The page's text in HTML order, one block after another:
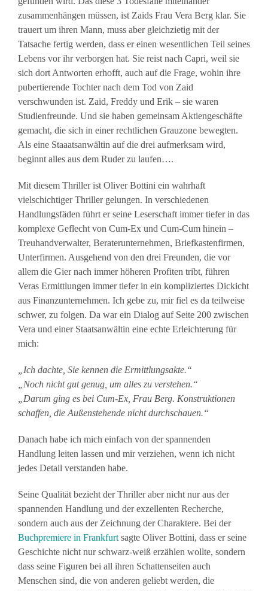
zusammenhängen müssen, ist Zaids Frau Vera Berg klar. Sie
trauert um ihren Mann, muss aber gleichzietig mit der
Tatsache fertig werden, dass er einen wesentlichen Teil seines
Lebens vor ihr verborgen hat. Sie reist nach Capri, weil sie
sich dort Antworten erhofft, auch auf die Frage, wohin ihre
pubertierende Tochter nach dem Tod von Zaid
verschwunden ist. Zaid, Freddy und Erik – sie waren
Studienfreunde. Und sie haben gemeinsam Aktiengeschäfte
gemacht, die sich in einer rechtlichen Grauzone bewegten.
Als eine Staaatsanwältin auf die drei aufmerksam wird,
beginnt alles aus dem Ruder zu laufen….
Mit diesem Thriller ist Oliver Bottini ein wahrhaft
vielschichtiger Thriller gelungen. In verschiedenen
Handlungsfäden führt er seine Leserschaft immer tiefer in das
komplexe Geflecht von Cum-Ex und Cum-Cum hinein –
Treuhandverwalter, Beraterunternehmen, Briefkastenfirmen,
Unterfirmen. Ausgehend von den drei Freunden, die vor
allem die Gier nach immer höheren Profiten tribt, führen
Veras Ermittlungen immer tiefer in ein kompliziertes Dickicht
aus Finanzunternehmen. Ich gebe zu, mir fiel es da teilweise
schwer, zu folgen. Da war ein Dialog auf Seite 200 zwischen
Vera und einer Staatsanwältin eine echte Erleichterung für
mich:
„Ich dachte, Sie kennen die Ermittlungsakte.“
„Noch nicht gut genug, um alles zu verstehen.“
„Darum ging es bei Cum-Ex, Frau Berg. Konstruktionen
schaffen, die Außenstehende nicht durchschauen.“
Danach habe ich mich einfach von der spannenden
Handlung leiten lassen und mir verziehen, wenn ich nicht
jedes Detail verstanden habe.
Seine Qualität bezieht der Thriller aber nicht nur aus der
spannenden Handlung und der exzellenten Recherche,
sondern auch aus der Zeichnung der Charaktere. Bei der
Buchpremiere in Frankfurt sagte Oliver Bottini, dass er seine
Geschichte nicht nur schwarz-weiß erzählen wollte, sondern
dass seine Figuren bei all ihren Schattenseiten auch
Menschen sind, die von anderen geliebt werden, die